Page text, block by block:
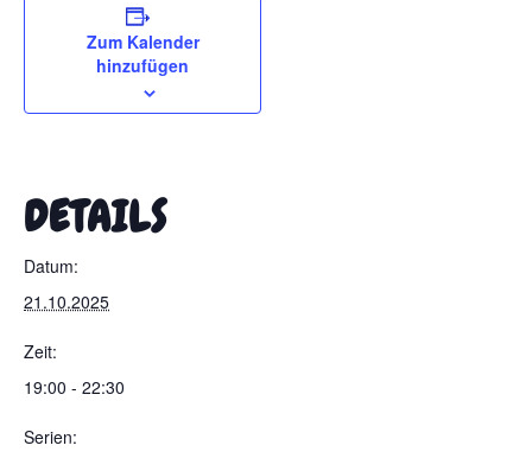
Zum Kalender
hinzufügen
DETAILS
Datum:
21.10.2025
Zeit:
19:00 - 22:30
Serien: